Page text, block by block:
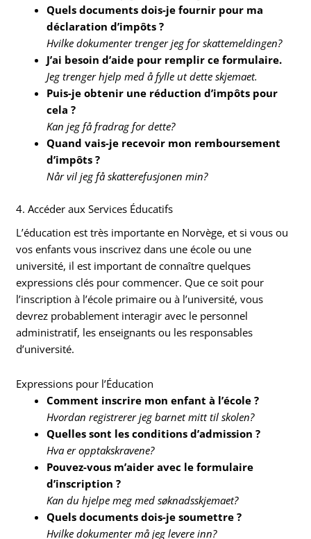
Quels documents dois-je fournir pour ma
déclaration d’impôts ?
Hvilke dokumenter trenger jeg for skattemeldingen?
J’ai besoin d’aide pour remplir ce formulaire.
Jeg trenger hjelp med å fylle ut dette skjemaet.
Puis-je obtenir une réduction d’impôts pour
cela ?
Kan jeg få fradrag for dette?
Quand vais-je recevoir mon remboursement
d’impôts ?
Når vil jeg få skatterefusjonen min?
4. Accéder aux Services Éducatifs
L’éducation est très importante en Norvège, et si vous ou
vos enfants vous inscrivez dans une école ou une
université, il est important de connaître quelques
expressions clés pour commencer. Que ce soit pour
l’inscription à l’école primaire ou à l’université, vous
devrez probablement interagir avec le personnel
administratif, les enseignants ou les responsables
d’université.
Expressions pour l’Éducation
Comment inscrire mon enfant à l’école ?
Hvordan registrerer jeg barnet mitt til skolen?
Quelles sont les conditions d’admission ?
Hva er opptakskravene?
Pouvez-vous m’aider avec le formulaire
d’inscription ?
Kan du hjelpe meg med søknadsskjemaet?
Quels documents dois-je soumettre ?
Hvilke dokumenter må jeg levere inn?